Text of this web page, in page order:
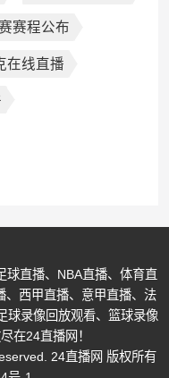
赛程公布
在线直播
球直播、NBA直播、体育直
、西甲直播、意甲直播、法
球录像回放观看、篮球录像
在24直播网！
24直播网 版权所有